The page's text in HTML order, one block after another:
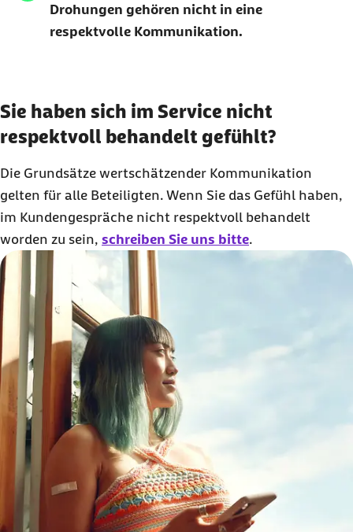
Drohungen gehören nicht in eine
respektvolle Kommunikation.
Sie haben sich im Service nicht
respektvoll behandelt gefühlt?
Die Grundsätze wertschätzender Kommunikation
gelten für alle Beteiligten. Wenn Sie das Gefühl haben,
im Kundengespräche nicht respektvoll behandelt
worden zu sein, schreiben Sie uns bitte.